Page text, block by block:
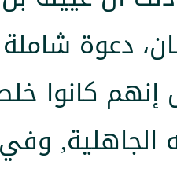
دعوة
كانوا
الجاهلية,